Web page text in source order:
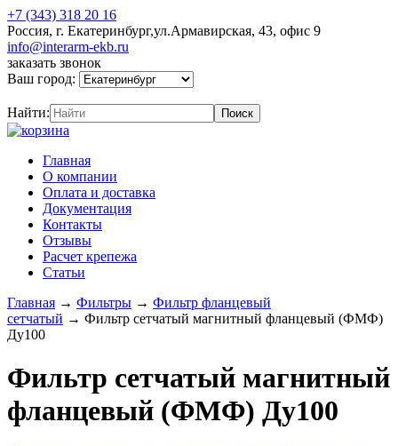
+7 (343) 318 20 16
Россия, г. Екатеринбург,ул.Армавирская, 43, офис 9
info@interarm-ekb.ru
заказать звонок
Ваш город:
Найти:
Главная
О компании
Оплата и доставка
Документация
Контакты
Отзывы
Расчет крепежа
Статьи
Главная → Фильтры → Фильтр фланцевый
сетчатый → Фильтр сетчатый магнитный фланцевый (ФМФ)
Ду100
Фильтр сетчатый магнитный
фланцевый (ФМФ) Ду100